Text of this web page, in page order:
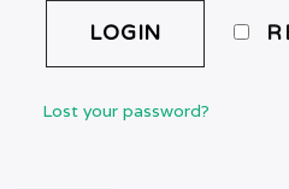
Lost your password?